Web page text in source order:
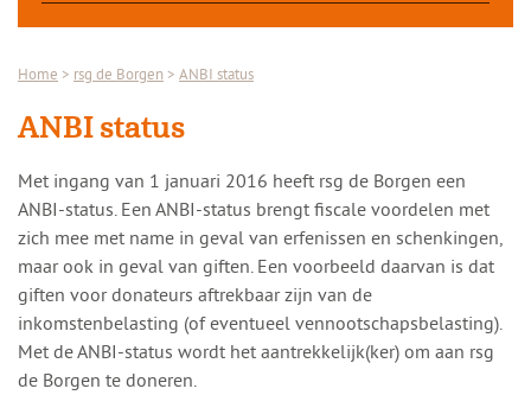
Home > rsg de Borgen > ANBI status
ANBI status
Met ingang van 1 januari 2016 heeft rsg de Borgen een
ANBI-status. Een ANBI-status brengt fiscale voordelen met
zich mee met name in geval van erfenissen en schenkingen,
maar ook in geval van giften. Een voorbeeld daarvan is dat
giften voor donateurs aftrekbaar zijn van de
inkomstenbelasting (of eventueel vennootschapsbelasting).
Met de ANBI-status wordt het aantrekkelijk(ker) om aan rsg
de Borgen te doneren.